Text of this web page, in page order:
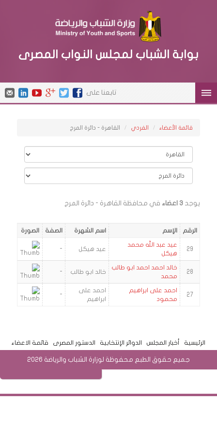
بوابة الشباب لمجلس النواب المصرى
تابعنا على
قائمة الأعضاء الفردي القاهرة - دائرة المرج
يوجد 3 اعضاء في محافظة القاهرة - دائرة المرج
الرقم الإسم اسم الشهرة الصفة الصورة
29
عيد عبد الله محمد
هيكل
عيد هيكل -
28
خالد احمد احمد ابو طالب
محمد
خالد ابو طالب -
27
احمد على ابراهيم
محمود
احمد على
ابراهيم
-
الرئيسية أخبار المجلس الدوائر الإنتخابية الدستور المصرى قائمة الاعضاء
جميع حقوق الطبع محفوظة لوزارة الشباب والرياضة 2026